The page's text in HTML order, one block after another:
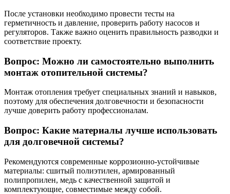
После установки необходимо провести тесты на
герметичность и давление, проверить работу насосов и
регуляторов. Также важно оценить правильность разводки и
соответствие проекту.
Вопрос: Можно ли самостоятельно выполнить
монтаж отопительной системы?
Монтаж отопления требует специальных знаний и навыков,
поэтому для обеспечения долговечности и безопасности
лучше доверить работу профессионалам.
Вопрос: Какие материалы лучше использовать
для долговечной системы?
Рекомендуются современные коррозионно-устойчивые
материалы: сшитый полиэтилен, армированный
полипропилен, медь с качественной защитой и
комплектующие, совместимые между собой.